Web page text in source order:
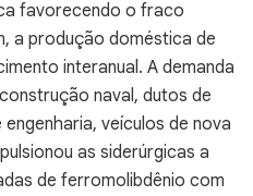
favorecendo o fraco
a produção doméstica de
interanual. A demanda
naval, dutos de
veículos de nova
as siderúrgicas a
de ferromolibdênio com